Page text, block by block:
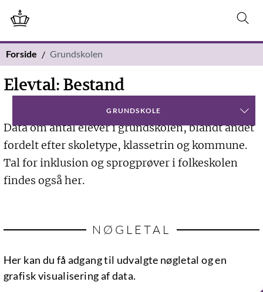
Forside Grundskolen
Elevtal: Bestand
GRUNDSKOLE
Data om antal elever i grundskolen, blandt andet
fordelt efter skoletype, klassetrin og kommune.
Tal for inklusion og sprogprøver i folkeskolen
findes også her.
NØGLETAL
Her kan du få adgang til udvalgte nøgletal og en
grafisk visualisering af data.